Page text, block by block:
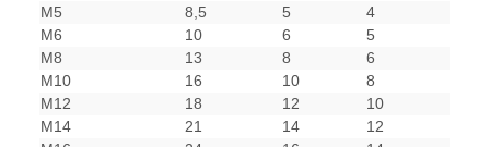
M5
8,5 5
4
M6
10 6
5
M8
13 8
6
M10
16 10
8
M12
18 12
10
M14
21 14
12